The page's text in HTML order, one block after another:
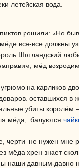
летейская вода.
решили: «Не
все-все должны
Шотландский
мёд
на карликов
оставшихся в
убиты королём
мёда, балуются
черти, не нужен мне
мёда хрен знает
наши давным-давно